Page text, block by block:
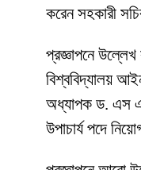
করেন সহকারী
প্রজ্ঞাপনে উল্লেখ
বিশ্ববিদ্যালয়
অধ্যাপক ড. এস এম
উপাচার্য পদে